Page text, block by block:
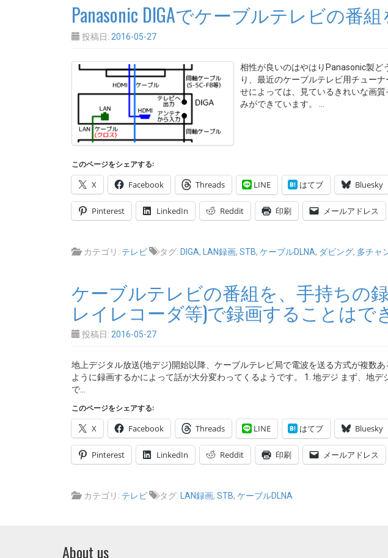
Panasonic DIGAでケーブルテレビの番
投稿日: 2016-05-27
相性が良いのはやはりPanasonic製ど
り、最近のケーブルテレビ用チュー
せによっては、見ているきれいな画
みができています。 …
このページをシェアする:
X Facebook Threads LINE はてブ Bluesky
Pinterest LinkedIn Reddit 印刷 メールアドレス
カテゴリ: テレビ タグ: DIGA, LAN録画, STB, ケーブルDLNA, ダビング, 多チャ
ケーブルテレビの番組を、手持ちの
レイレコーダ等)で録画することはで
投稿日: 2016-05-27
地上デジタル放送(地デジ)開始以降、ケーブルテレビ局で電波を送る方式が複数
ように録画するかによって話が大分変わってくるようです。 1. 地デジ まず、地デ
で…
このページをシェアする:
X Facebook Threads LINE はてブ Bluesky
Pinterest LinkedIn Reddit 印刷 メールアドレス
カテゴリ: テレビ タグ: LAN録画, STB, ケーブルDLNA
About us